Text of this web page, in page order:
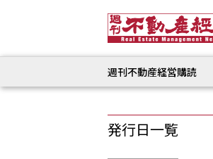
週刊不動産経営購読
発行日一覧